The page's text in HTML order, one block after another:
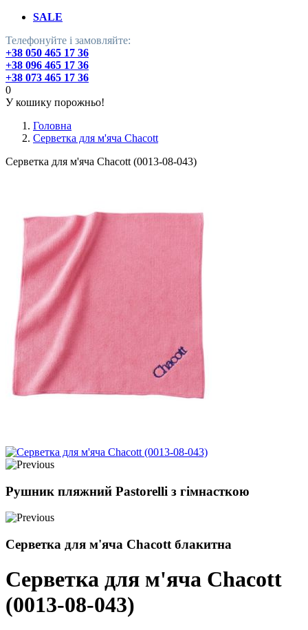
SALE
Телефонуйте і замовляйте:
+38 050 465 17 36
+38 096 465 17 36
+38 073 465 17 36
0
У кошику порожньо!
Головна
Серветка для м'яча Chacott
Серветка для м'яча Chacott (0013-08-043)
Рушник пляжний Pastorelli з гімнасткою
Серветка для м'яча Chacott блакитна
Серветка для м'яча Chacott
(0013-08-043)